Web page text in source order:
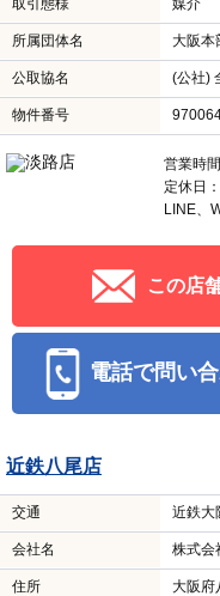
所属団体名 大阪本
公取協名 (公社)
物件番号
営業時
定休日
LINE、
この店
電話で問い
近鉄八尾店
交通 近鉄
会社名 株式会
住所
大阪